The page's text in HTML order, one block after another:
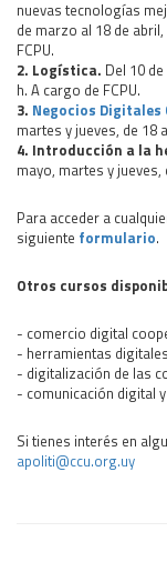
nuevas tecnologías
de marzo al 18 de
FCPU.
2. Logística. Del 10
h. A cargo de FCPU.
3. Negocios Digitales
martes y jueves, de 18
4. Introducción a la
mayo, martes y jueves,
Para acceder a
siguiente formulario.
Otros cursos
- comercio digital
- herramientas
- digitalización de las
- comunicación digital
Si tienes interés en
apoliti@ccu.org.uy